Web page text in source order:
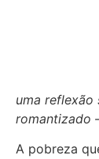
uma reflexão
romantizado
A pobreza